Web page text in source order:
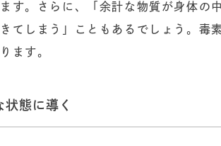
す。さらに、「余計な物質が身体の
てしまう」こともあるでしょう。毒
ます。
態に導く